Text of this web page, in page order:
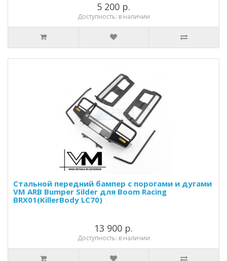
5 200 р.
Доступность: в наличии
Стальной передний бампер с порогами и дугами
VM ARB Bumper Silder для Boom Racing
BRX01(KillerBody LC70)
13 900 р.
Доступность: в наличии